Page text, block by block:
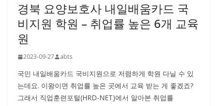
경북 요양보호사 내일배움카드 국
비지원 학원 – 취업률 높은 6개 교육
원
2023-09-27 abts
국민 내일배움카드 국비지원으로 저렴하게 학원 다닐 수 있
는데요. 이왕이면 취업률 높은 곳에서 교육 받는 게 좋겠죠?
그래서 직업훈련포털(HRD-NET)에서 알아본 취업률